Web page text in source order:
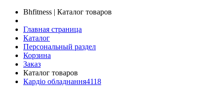
Bhfitness | Каталог товаров
Главная страница
Каталог
Персональный раздел
Корзина
Заказ
Каталог товаров
Кардіо обладнання4118